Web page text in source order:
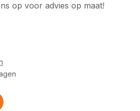
op voor advies op maat!